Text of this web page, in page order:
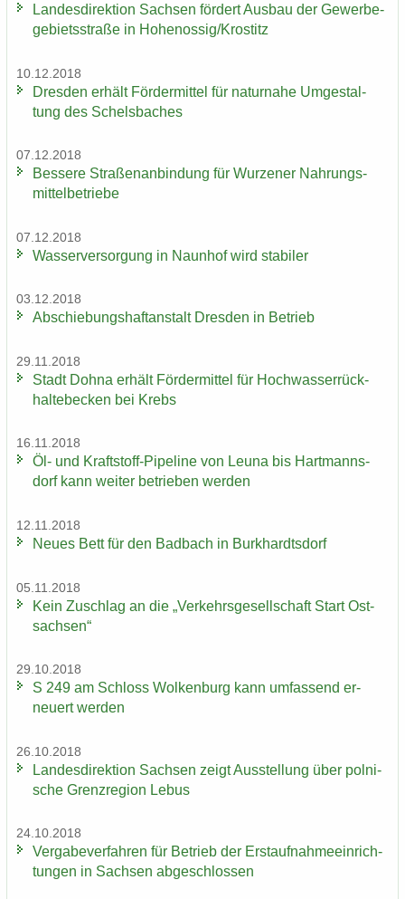
Lan­des­di­rek­ti­on Sach­sen för­dert Aus­bau der Ge­wer­be­
ge­biets­stra­ße in Ho­he­nos­sig/Krostitz
10.12.2018
Dres­den er­hält För­der­mit­tel für na­tur­na­he Um­ge­stal­
tung des Schels­ba­ches
07.12.2018
Bes­se­re Stra­ßen­an­bin­dung für Wur­ze­ner Nah­rungs­
mit­tel­be­trie­be
07.12.2018
Was­ser­ver­sor­gung in Naun­hof wird sta­bi­ler
03.12.2018
Ab­schie­bungs­haft­an­stalt Dres­den in Be­trieb
29.11.2018
Stadt Dohna er­hält För­der­mit­tel für Hoch­was­ser­rück­
hal­te­be­cken bei Krebs
16.11.2018
Öl- und Kraftstoff-​Pipeline von Leuna bis Hart­manns­
dorf kann wei­ter be­trie­ben wer­den
12.11.2018
Neues Bett für den Bad­bach in Burk­hardts­dorf
05.11.2018
Kein Zu­schlag an die „Ver­kehrs­ge­sell­schaft Start Ost­
sach­sen“
29.10.2018
S 249 am Schloss Wol­ken­burg kann um­fas­send er­
neu­ert wer­den
26.10.2018
Lan­des­di­rek­ti­on Sach­sen zeigt Aus­stel­lung über pol­ni­
sche Grenz­re­gi­on Lebus
24.10.2018
Ver­ga­be­ver­fah­ren für Be­trieb der Erst­auf­nah­me­ein­rich­
tun­gen in Sach­sen ab­ge­schlos­sen